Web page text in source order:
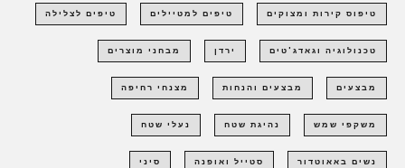
טיפוס קירות ומצוקים טיפים למטיילים טיפים לצלילה
טכנולוגיה וגאדג'טים ירדן מבחני מוצרים
מבצעים מבצעים והנחות מצנחי רחיפה
משקפי שמש נהיגת שטח נעלי שטח
נשים באאוטדור סטייל ואופנה סיני